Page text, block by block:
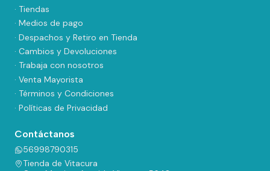
· Tiendas
· Medios de pago
· Despachos y Retiro en Tienda
· Cambios y Devoluciones
· Trabaja con nosotros
· Venta Mayorista
· Términos y Condiciones
· Políticas de Privacidad
Contáctanos
56998790315
Tienda de Vitacura